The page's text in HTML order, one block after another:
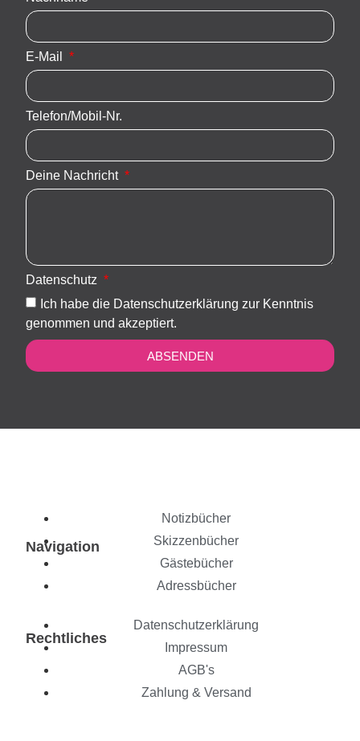
E-Mail
Telefon/Mobil-Nr.
Deine Nachricht
Datenschutz
Ich habe die Datenschutzerklärung zur Kenntnis
genommen und akzeptiert.
ABSENDEN
Navigation
Notizbücher
Skizzenbücher
Gästebücher
Adressbücher
Rechtliches
Datenschutzerklärung
Impressum
AGB's
Zahlung & Versand